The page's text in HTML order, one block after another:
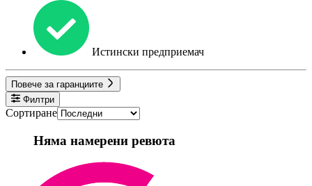
Истински предприемач
Повече за гаранциите
Филтри
Сортиране
Няма намерени ревюта